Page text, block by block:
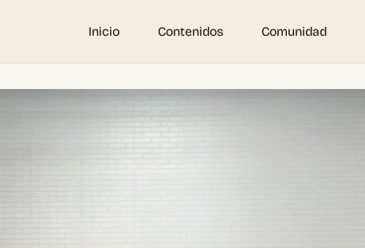
Inicio Contenidos Comunidad